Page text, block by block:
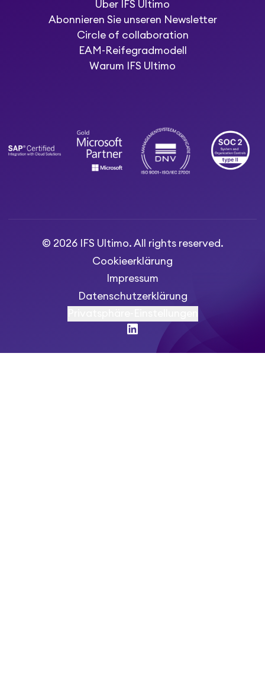
Über IFS Ultimo
Abonnieren Sie unseren Newsletter
Circle of collaboration
EAM-Reifegradmodell
Warum IFS Ultimo
© 2026 IFS Ultimo. All rights reserved.
Cookieerklärung
Impressum
Datenschutzerklärung